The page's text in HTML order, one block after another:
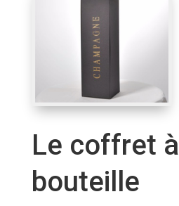
Le coffret à
bouteille